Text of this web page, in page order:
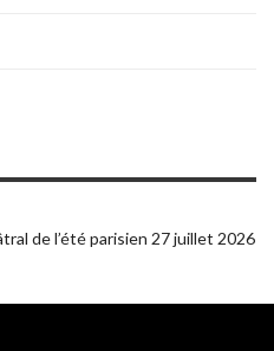
de l’été parisien 27 juillet 2026